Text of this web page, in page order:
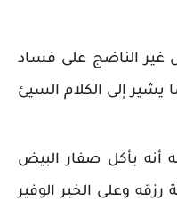
غير الناضج على فساد
يشير إلى الكلام السيئ
يأكل صفار البيض
وعلى الخير الوفير